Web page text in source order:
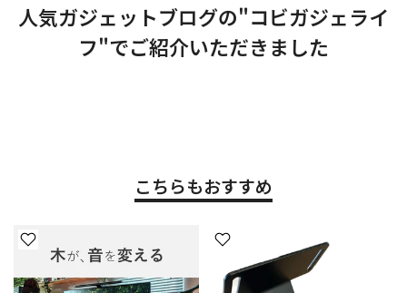
人気ガジェットブログの"コビガジェライ
フ"でご紹介いただきました
こちらもおすすめ